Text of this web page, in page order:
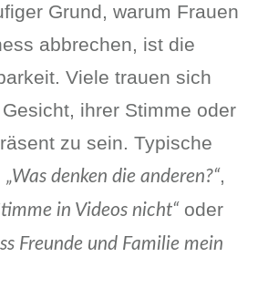
Grund, warum Frauen
abbrechen, ist die
Viele trauen sich
ihrer Stimme oder
zu sein. Typische
„Was denken die anderen?“,
in Videos nicht“oder
Freunde und Familie mein